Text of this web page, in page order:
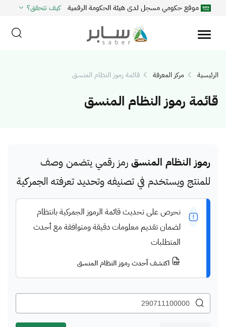
موقع حكومي مسجل لدى هيئة الحكومة الرقمية كيف تتحقق؟
الرئيسية مركز المعرفة قائمة رموز النظام المنسق
قائمة رموز النظام المنسق
رموز النظام المنسق رمز رقمي يتضمن وصف
للمنتج ويستخدم في تصنيفه وتحديد تعرفته الجمركية
نحرص على تحديث قائمة الرموز الجمركية بانتظام
لضمان تقديم معلومات دقيقة ومتوافقة مع أحدث
المتطلبات
اكتشف أحدث رموز النظام المنسق